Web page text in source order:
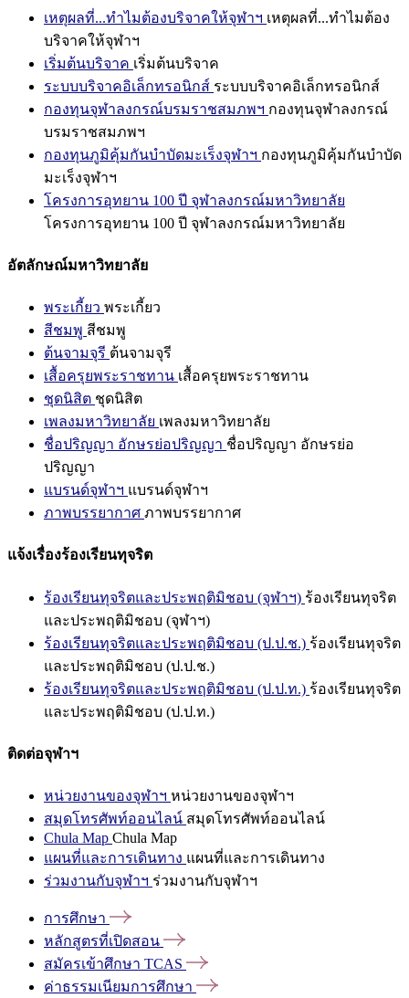
เหตุผลที่...ทำไมต้องบริจาคให้จุฬาฯ เหตุผลที่...ทำไมต้อง
บริจาคให้จุฬาฯ
เริ่มต้นบริจาค เริ่มต้นบริจาค
ระบบบริจาคอิเล็กทรอนิกส์ ระบบบริจาคอิเล็กทรอนิกส์
กองทุนจุฬาลงกรณ์บรมราชสมภพฯ กองทุนจุฬาลงกรณ์
บรมราชสมภพฯ
กองทุนภูมิคุ้มกันบำบัดมะเร็งจุฬาฯ กองทุนภูมิคุ้มกันบำบัด
มะเร็งจุฬาฯ
โครงการอุทยาน 100 ปี จุฬาลงกรณ์มหาวิทยาลัย
โครงการอุทยาน 100 ปี จุฬาลงกรณ์มหาวิทยาลัย
อัตลักษณ์มหาวิทยาลัย
พระเกี้ยว พระเกี้ยว
สีชมพู สีชมพู
ต้นจามจุรี ต้นจามจุรี
เสื้อครุยพระราชทาน เสื้อครุยพระราชทาน
ชุดนิสิต ชุดนิสิต
เพลงมหาวิทยาลัย เพลงมหาวิทยาลัย
ชื่อปริญญา อักษรย่อปริญญา ชื่อปริญญา อักษรย่อ
ปริญญา
แบรนด์จุฬาฯ แบรนด์จุฬาฯ
ภาพบรรยากาศ ภาพบรรยากาศ
แจ้งเรื่องร้องเรียนทุจริต
ร้องเรียนทุจริตและประพฤติมิชอบ (จุฬาฯ) ร้องเรียนทุจริต
และประพฤติมิชอบ (จุฬาฯ)
ร้องเรียนทุจริตและประพฤติมิชอบ (ป.ป.ช.) ร้องเรียนทุจริต
และประพฤติมิชอบ (ป.ป.ช.)
ร้องเรียนทุจริตและประพฤติมิชอบ (ป.ป.ท.) ร้องเรียนทุจริต
และประพฤติมิชอบ (ป.ป.ท.)
ติดต่อจุฬาฯ
หน่วยงานของจุฬาฯ หน่วยงานของจุฬาฯ
สมุดโทรศัพท์ออนไลน์ สมุดโทรศัพท์ออนไลน์
Chula Map Chula Map
แผนที่และการเดินทาง แผนที่และการเดินทาง
ร่วมงานกับจุฬาฯ ร่วมงานกับจุฬาฯ
การศึกษา
หลักสูตรที่เปิดสอน
สมัครเข้าศึกษา TCAS
ค่าธรรมเนียมการศึกษา